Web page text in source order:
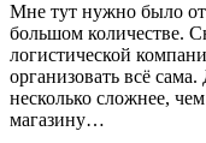
Мне тут нужно было
большом количестве.
логистической
организовать всё
несколько сложнее,
магазину…